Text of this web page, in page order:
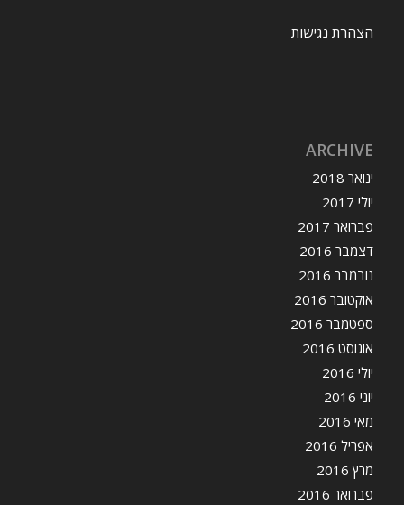
הצהרת נגישות
ARCHIVE
ינואר 2018
יולי 2017
פברואר 2017
דצמבר 2016
נובמבר 2016
אוקטובר 2016
ספטמבר 2016
אוגוסט 2016
יולי 2016
יוני 2016
מאי 2016
אפריל 2016
מרץ 2016
פברואר 2016